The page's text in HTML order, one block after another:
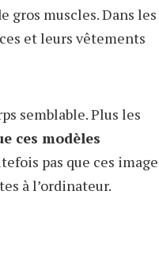
gros muscles. Dans les
et leurs vêtements
semblable. Plus les
ces modèles
pas que ces
à l’ordinateur.